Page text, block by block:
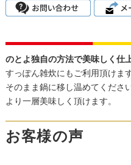
のとよ独自の方法で美味しく仕
すっぽん雑炊にもご利用頂けます
そのまま鍋に移し温めてくださ
より一層美味しく頂けます。
お客様の声